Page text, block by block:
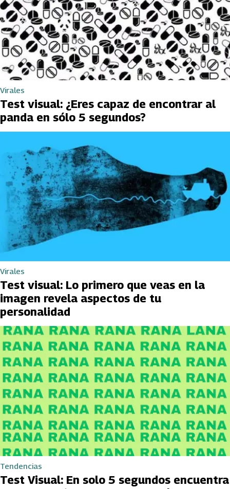
Virales
Test visual: ¿Eres capaz de encontrar al
panda en sólo 5 segundos?
Virales
Test visual: Lo primero que veas en la
imagen revela aspectos de tu
personalidad
Tendencias
Test Visual: En solo 5 segundos encuentra